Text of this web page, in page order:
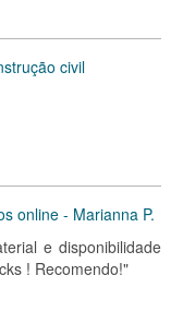
civil
online - Marianna P.
e disponibilidade
! Recomendo!"